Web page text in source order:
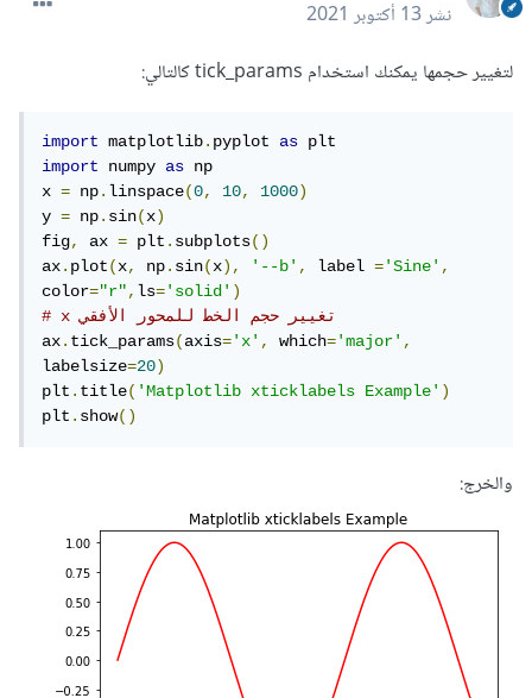
نشر13 أكتوبر 2021
لتغيير حجمها يمكنك استخدام tick_params كالتالي:
import matplotlib.pyplot as
import
numpy as np
x = np.linspace(0, 10, 1000)
y = np.sin(x)
fig, ax = plt.subplots()
ax.plot(x, np.sin(x), '--b', label ='Sine',
color="r",ls='solid')
ax.tick_params(axis='x', which='major',
labelsize=20)
plt.title('Matplotlib xticklabels Example')
plt.show()
والخرج: